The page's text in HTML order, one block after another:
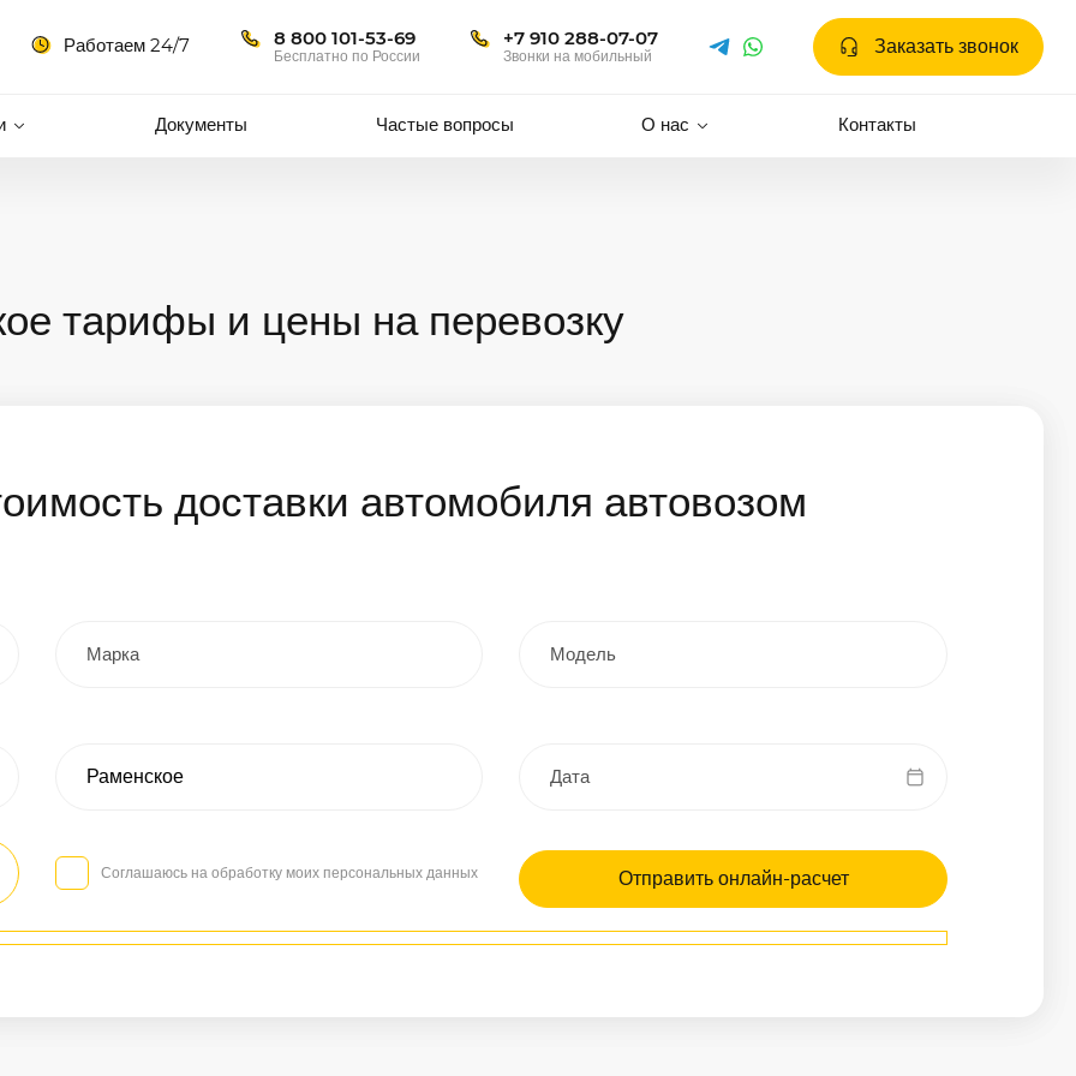
Работаем 24/7 8 800 101-53-69
Бесплатно по России
+7 910 288-07-07
Звонки на мобильный Заказать звонок
Документы Частые вопросы О нас Контакты
тарифы и цены на перевозку
доставки автомобиля автовозом
Соглашаюсь на обработку моих персональных данных